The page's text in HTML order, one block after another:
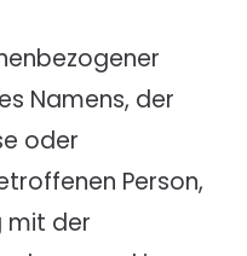
Namens, der
oder
Person,
mit der